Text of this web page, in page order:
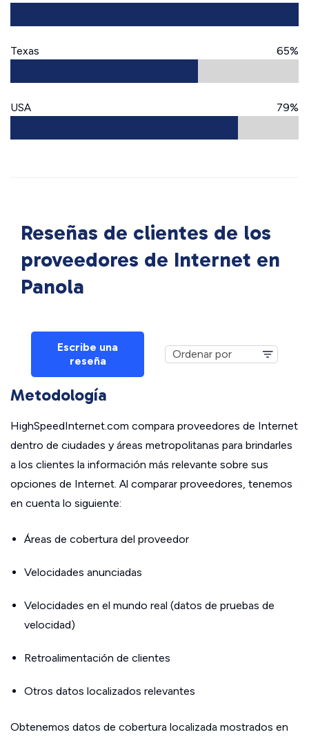
Texas 65%
USA 79%
Reseñas de clientes de los
proveedores de Internet en
Panola
Escribe una
reseña
Metodología
HighSpeedInternet.com compara proveedores de Internet
dentro de ciudades y áreas metropolitanas para brindarles
a los clientes la información más relevante sobre sus
opciones de Internet. Al comparar proveedores, tenemos
en cuenta lo siguiente:
Áreas de cobertura del proveedor
Velocidades anunciadas
Velocidades en el mundo real (datos de pruebas de
velocidad)
Retroalimentación de clientes
Otros datos localizados relevantes
Obtenemos datos de cobertura localizada mostrados en